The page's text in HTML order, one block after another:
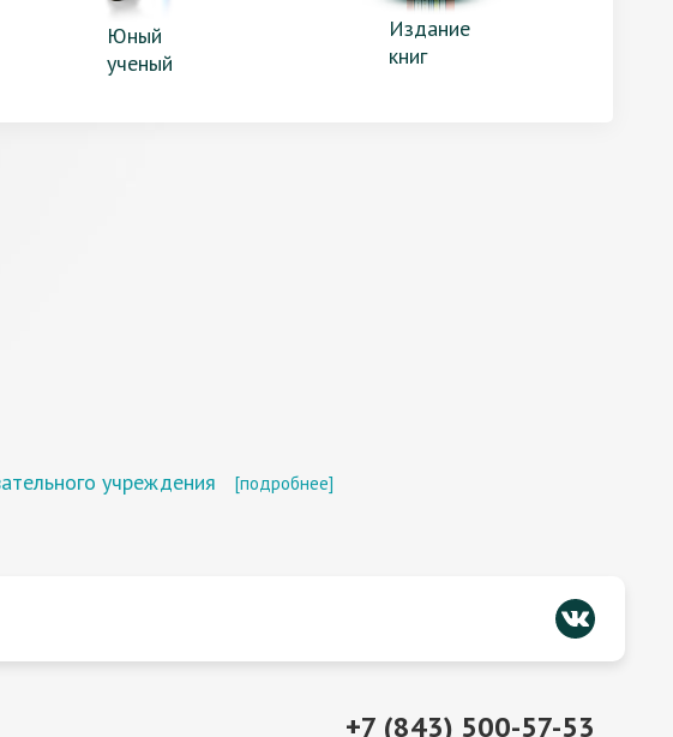
Юный
ученый
Издание
книг
учреждения [подробнее]
+7 (843) 500-57-53